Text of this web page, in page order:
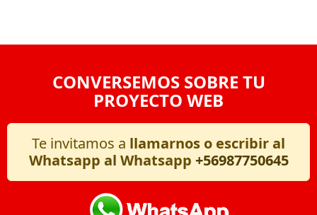
CONVERSEMOS SOBRE TU
PROYECTO WEB
Te invitamos a llamarnos o escribir al
Whatsapp al Whatsapp +56987750645